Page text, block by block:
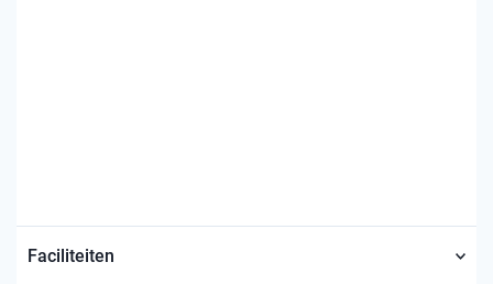
Faciliteiten